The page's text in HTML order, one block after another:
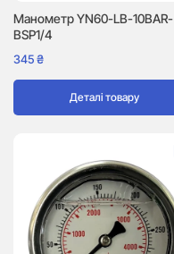
Манометр YN60-LB-10BAR-
BSP1/4
345₴
Деталі товару